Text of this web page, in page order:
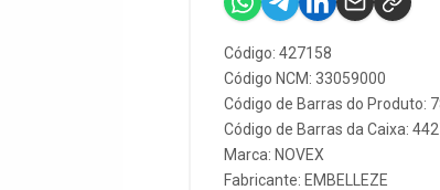
Código: 427158
Código NCM: 33059000
Código de Barras do Produto:
Código de Barras da Caixa:
Marca: NOVEX
Fabricante: EMBELLEZE